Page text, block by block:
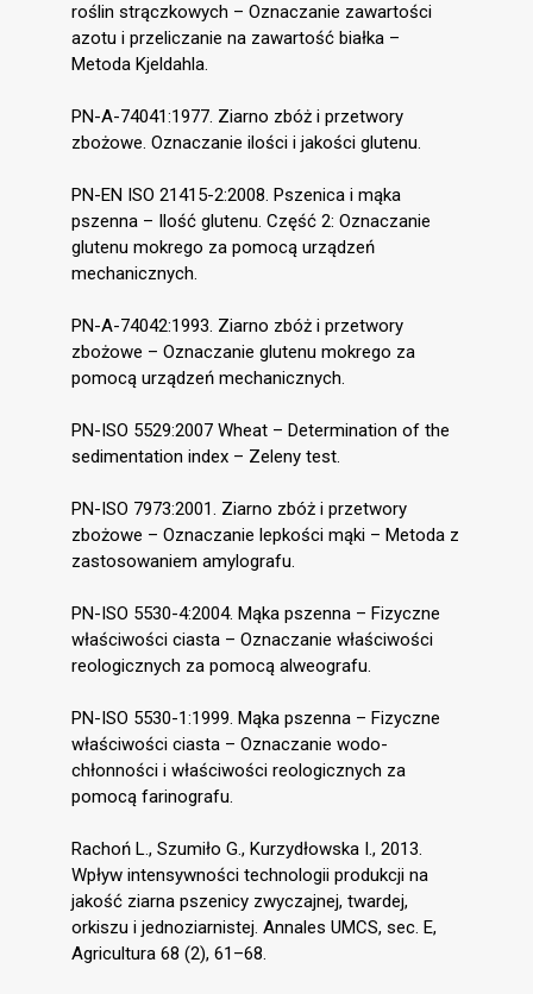
roślin strączkowych – Oznaczanie zawartości
azotu i przeliczanie na zawartość białka –
Metoda Kjeldahla.
PN-A-74041:1977. Ziarno zbóż i przetwory
zbożowe. Oznaczanie ilości i jakości glutenu.
PN-EN ISO 21415-2:2008. Pszenica i mąka
pszenna – Ilość glutenu. Część 2: Oznaczanie
glutenu mokrego za pomocą urządzeń
mechanicznych.
PN-A-74042:1993. Ziarno zbóż i przetwory
zbożowe – Oznaczanie glutenu mokrego za
pomocą urządzeń mechanicznych.
PN-ISO 5529:2007 Wheat – Determination of the
sedimentation index – Zeleny test.
PN-ISO 7973:2001. Ziarno zbóż i przetwory
zbożowe – Oznaczanie lepkości mąki – Metoda z
zastosowaniem amylografu.
PN-ISO 5530-4:2004. Mąka pszenna – Fizyczne
właściwości ciasta – Oznaczanie właściwości
reologicznych za pomocą alweografu.
PN-ISO 5530-1:1999. Mąka pszenna – Fizyczne
właściwości ciasta – Oznaczanie wodo-
chłonności i właściwości reologicznych za
pomocą farinografu.
Rachoń L., Szumiło G., Kurzydłowska I., 2013.
Wpływ intensywności technologii produkcji na
jakość ziarna pszenicy zwyczajnej, twardej,
orkiszu i jednoziarnistej. Annales UMCS, sec. E,
Agricultura 68 (2), 61–68.